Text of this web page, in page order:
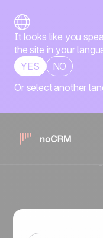
It looks like you
the site in your
YES
NO
Or select another
Vendi da
in
nuova
-